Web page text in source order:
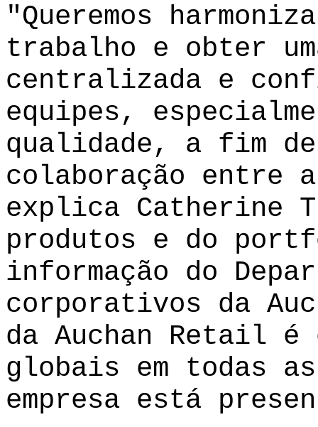
"Queremos
trabalho e obter
centralizada e
equipes,
qualidade, a fim
colaboração entre
explica Catherine
produtos e do
informação do
corporativos da
da Auchan Retail é
globais em todas
empresa está